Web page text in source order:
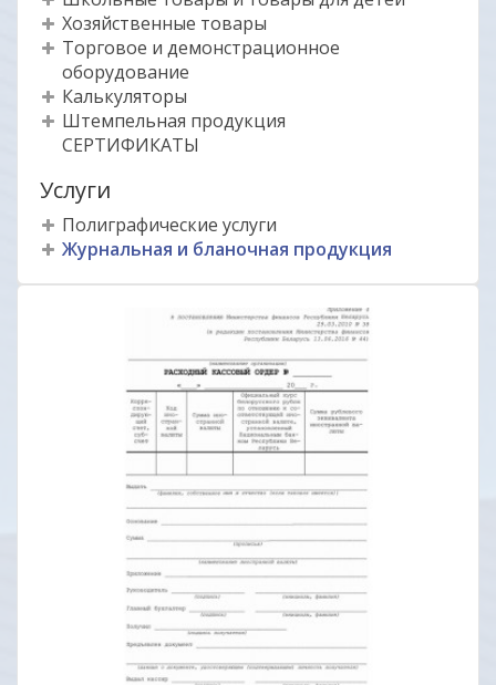
Хозяйственные товары
Торговое и демонстрационное
оборудование
Калькуляторы
Штемпельная продукция
СЕРТИФИКАТЫ
Услуги
Полиграфические услуги
Журнальная и бланочная продукция